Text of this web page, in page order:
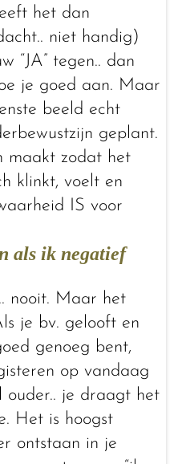
het dan
niet handig)
“JA” tegen.. dan
je goed aan. Maar
beeld echt
geplant.
maakt zodat het
klinkt, voelt en
IS voor
als ik negatief
nooit. Maar het
je bv. gelooft en
genoeg bent,
op vandaag
ouder.. je draagt het
Het is hoogst
ontstaan in je